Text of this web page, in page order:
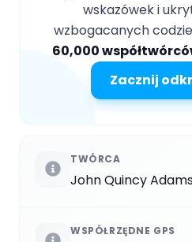
wskazówek i
wzbogacanych
60,000
Zacznij
TWÓRCA
John Quincy
WSPÓŁRZĘDNE GPS